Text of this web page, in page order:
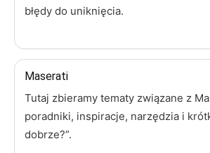
błędy do uniknięcia.
Maserati
Tutaj zbieramy tematy związane z
poradniki, inspiracje, narzędzia i
dobrze?”.